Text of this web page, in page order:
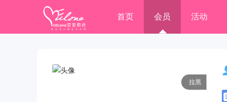
首页 会员 活动
拉黑